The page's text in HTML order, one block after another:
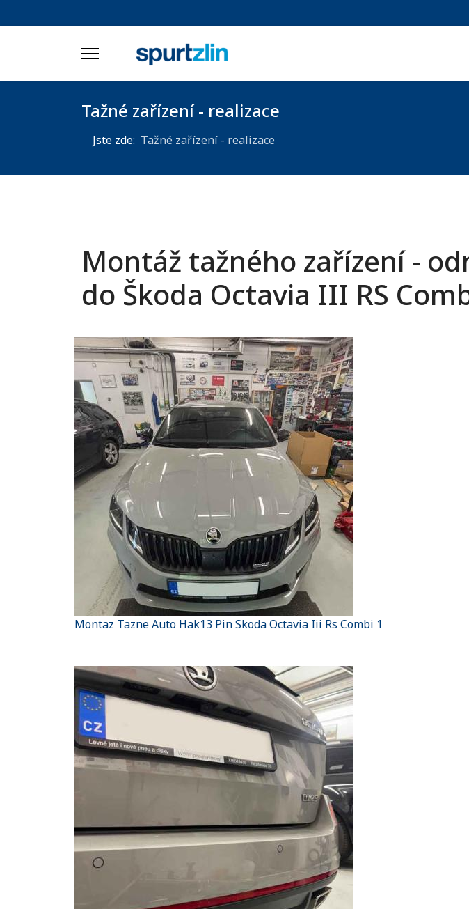
Tažné zařízení - realizace
Jste zde: Tažné zařízení - realizace
Montáž tažného zařízení -
do Škoda Octavia III RS
Montaz Tazne Auto Hak13 Pin Skoda Octavia Iii Rs Combi 1